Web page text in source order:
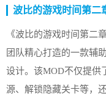
波比的游戏时间第二
《波比的游戏时间第二
团队精心打造的一款辅
设计。该MOD不仅提供
源、解锁隐藏关卡等，